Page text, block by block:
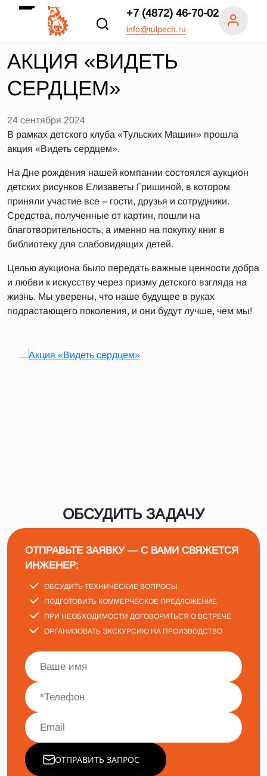
+7 (4872) 46-70-02
info@tulpech.ru
АКЦИЯ «ВИДЕТЬ
СЕРДЦЕМ»
24 сентября 2024
В рамках детского клуба «Тульских Машин» прошла
акция «Видеть сердцем».
На Дне рождения нашей компании состоялся аукцион
детских рисунков Елизаветы Гришиной, в котором
приняли участие все – гости, друзья и сотрудники.
Средства, полученные от картин, пошли на
благотворительность, а именно на покупку книг в
библиотеку для слабовидящих детей.
Целью аукциона было передать важные ценности добра
и любви к искусству через призму детского взгляда на
жизнь. Мы уверены, что наше будущее в руках
подрастающего поколения, и они будут лучше, чем мы!
ОБСУДИТЬ ЗАДАЧУ
ОТПРАВЬТЕ ЗАЯВКУ — С ВАМИ СВЯЖЕТСЯ
ИНЖЕНЕР:
ОБСУДИТЬ ТЕХНИЧЕСКИЕ ВОПРОСЫ
ПОДГОТОВИТЬ КОММЕРЧЕСКОЕ ПРЕДЛОЖЕНИЕ
ПРИ НЕОБХОДИМОСТИ ДОГОВОРИТЬСЯ О ВСТРЕЧЕ
ОРГАНИЗОВАТЬ ЭКСКУРСИЮ НА ПРОИЗВОДСТВО
ОТПРАВИТЬ ЗАПРОС